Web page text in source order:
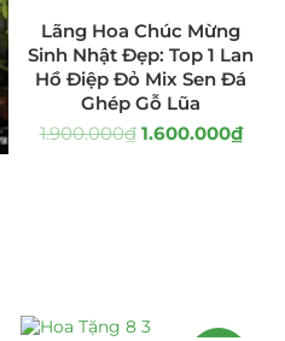
Lãng Hoa Chúc Mừng
Sinh Nhật Đẹp: Top 1 Lan
Hồ Điệp Đỏ Mix Sen Đá
Ghép Gỗ Lũa
1.900.000₫ 1.600.000₫